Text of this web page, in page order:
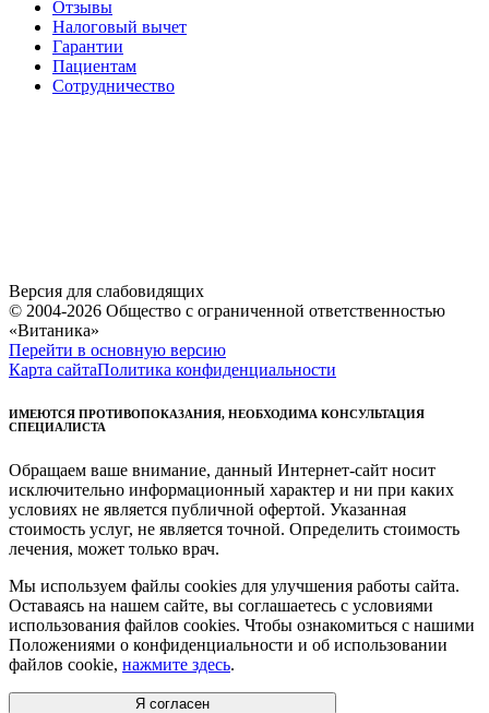
Отзывы
Налоговый вычет
Гарантии
Пациентам
Сотрудничество
Версия для слабовидящих
© 2004-2026 Общество с ограниченной ответственностью
«Витаника»
Перейти в основную версию
Карта сайтаПолитика конфиденциальности
ИМЕЮТСЯ ПРОТИВОПОКАЗАНИЯ, НЕОБХОДИМА КОНСУЛЬТАЦИЯ
СПЕЦИАЛИСТА
Обращаем ваше внимание, данный Интернет-сайт носит
исключительно информационный характер и ни при каких
условиях не является публичной офертой. Указанная
стоимость услуг, не является точной. Определить стоимость
лечения, может только врач.
Мы используем файлы cookies для улучшения работы сайта.
Оставаясь на нашем сайте, вы соглашаетесь с условиями
использования файлов cookies. Чтобы ознакомиться с нашими
Положениями о конфиденциальности и об использовании
файлов cookie, нажмите здесь.
Я согласен